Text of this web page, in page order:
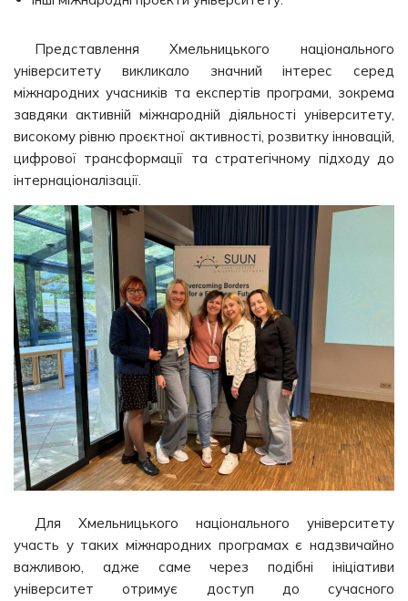
Представлення Хмельницького національного
університету викликало значний інтерес серед
міжнародних учасників та експертів програми, зокрема
завдяки активній міжнародній діяльності університету,
високому рівню проєктної активності, розвитку інновацій,
цифрової трансформації та стратегічному підходу до
інтернаціоналізації.
Для Хмельницького національного університету
участь у таких міжнародних програмах є надзвичайно
важливою, адже саме через подібні ініціативи
університет отримує доступ до сучасного